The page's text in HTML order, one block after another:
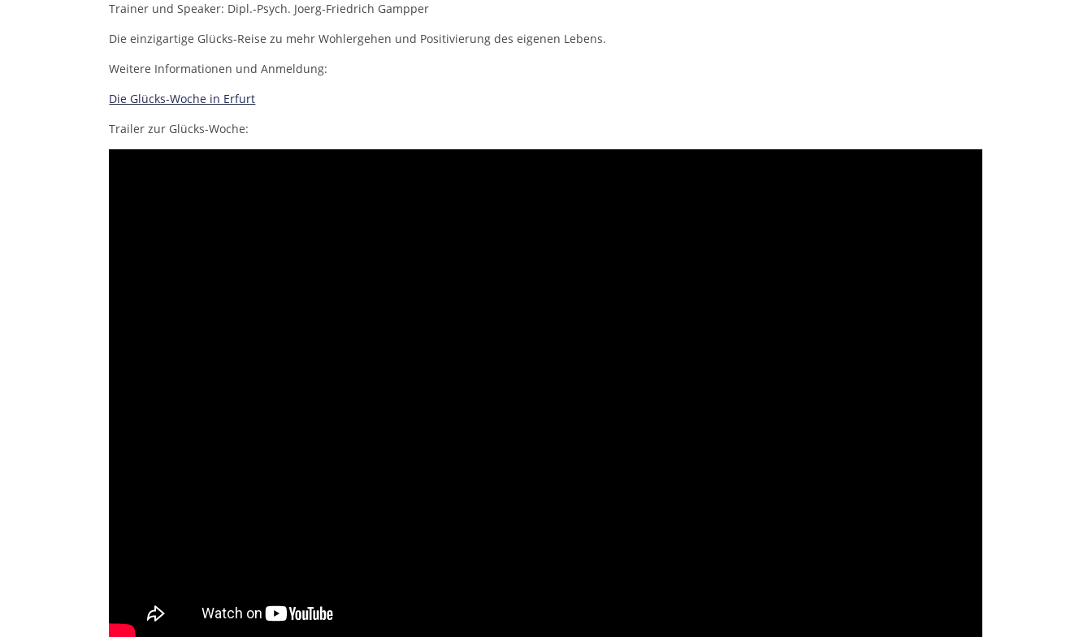
Trainer und Speaker: Dipl.-Psych. Joerg-Friedrich Gampper
Die einzigartige Glücks-Reise zu mehr Wohlergehen und Positivierung des eigenen Lebens.
Weitere Informationen und Anmeldung:
Die Glücks-Woche in Erfurt
Trailer zur Glücks-Woche: